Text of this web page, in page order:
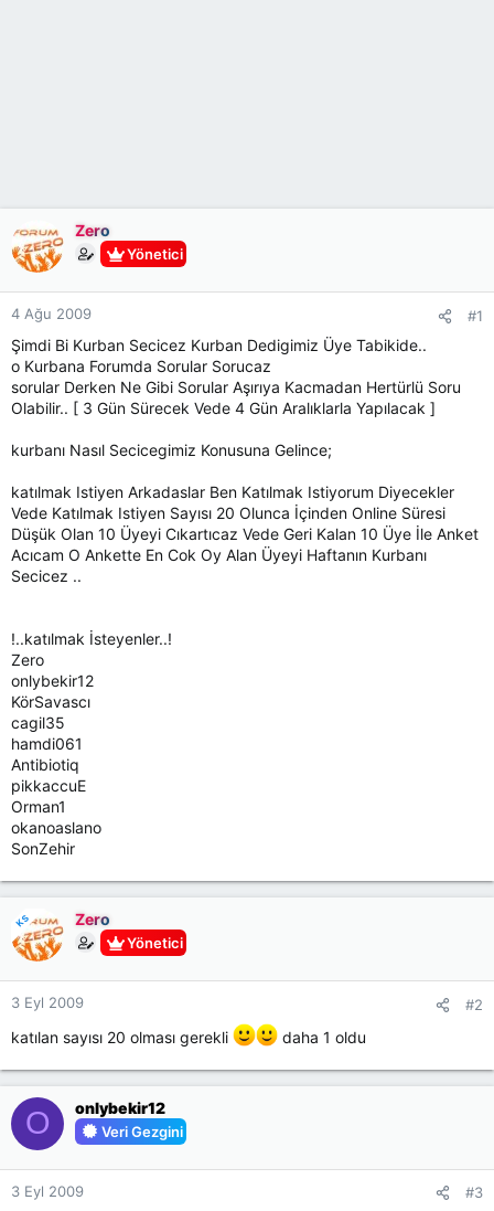
Zero
Yönetici
4 Ağu 2009 #1
Şimdi Bi Kurban Secicez Kurban Dedigimiz Üye Tabikide..
o Kurbana Forumda Sorular Sorucaz
sorular Derken Ne Gibi Sorular Aşırıya Kacmadan Hertürlü Soru
Olabilir.. [ 3 Gün Sürecek Vede 4 Gün Aralıklarla Yapılacak ]
kurbanı Nasıl Secicegimiz Konusuna Gelince;
katılmak Istiyen Arkadaslar Ben Katılmak Istiyorum Diyecekler
Vede Katılmak Istiyen Sayısı 20 Olunca İçinden Online Süresi
Düşük Olan 10 Üyeyi Cıkartıcaz Vede Geri Kalan 10 Üye İle Anket
Acıcam O Ankette En Cok Oy Alan Üyeyi Haftanın Kurbanı
Secicez ..
!..katılmak İsteyenler..!
Zero
onlybekir12
KörSavascı
cagil35
hamdi061
Antibiotiq
pikkaccuE
Orman1
okanoaslano
SonZehir
KS Zero
Yönetici
3 Eyl 2009 #2
katılan sayısı 20 olması gerekli daha 1 oldu
O onlybekir12
Veri Gezgini
3 Eyl 2009 #3